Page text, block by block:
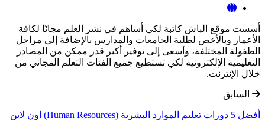
أسست موقع الباش كاتبة لكي أساهم في نشر العلم مجانًا لكافة
الأعمار وبالأخص لطلبة الجامعات والمدارس بالإضافة إلى مراحل
الطفولة المختلفة، وأسعى إلى توفير أكبر قدر ممكن من المصادر
التعليمية الإلكترونية لكي تستطيع جميع الفئات التعلم المجاني من
خلال الإنترنت.
السابق
أفضل 5 دورات تعليم الموارد البشرية (Human Resources) اون لاين